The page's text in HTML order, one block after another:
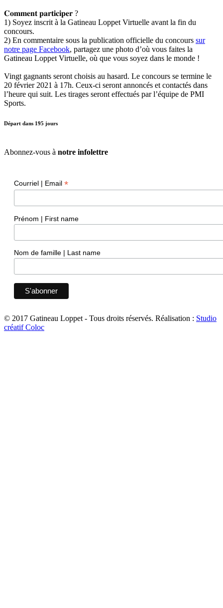
𝐂𝐨𝐦𝐦𝐞𝐧𝐭 𝐩𝐚𝐫𝐭𝐢𝐜𝐢𝐩𝐞𝐫 ?
1) Soyez inscrit à la Gatineau Loppet Virtuelle avant la fin du
concours.
2) En commentaire sous la publication officielle du concours sur
notre page Facebook, partagez une photo d’où vous faites la
Gatineau Loppet Virtuelle, où que vous soyez dans le monde !
Vingt gagnants seront choisis au hasard. Le concours se termine le
20 février 2021 à 17h. Ceux-ci seront annoncés et contactés dans
l’heure qui suit. Les tirages seront effectués par l’équipe de PMI
Sports.
Départ dans 195 jours
Abonnez-vous à notre infolettre
Courriel | Email *
Prénom | First name
Nom de famille | Last name
© 2017 Gatineau Loppet - Tous droits réservés. Réalisation : Studio
créatif Coloc